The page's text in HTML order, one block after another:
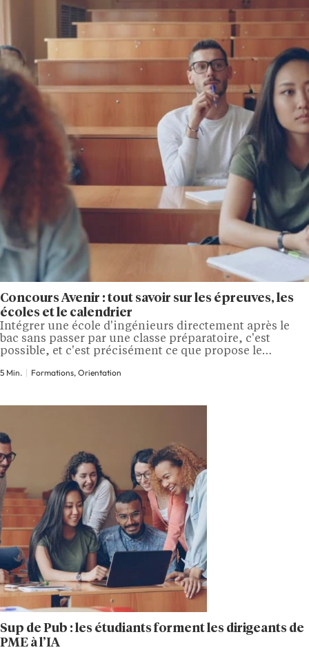
Concours Avenir : tout savoir sur les épreuves, les
écoles et le calendrier
Intégrer une école d'ingénieurs directement après le
bac sans passer par une classe préparatoire, c'est
possible, et c'est précisément ce que propose le
écoles d'ingénieurs reconnues par l'État et donne accès
5 Min. Formations, Orientation
Sup de Pub : les étudiants forment les dirigeants de
PME à l’IA